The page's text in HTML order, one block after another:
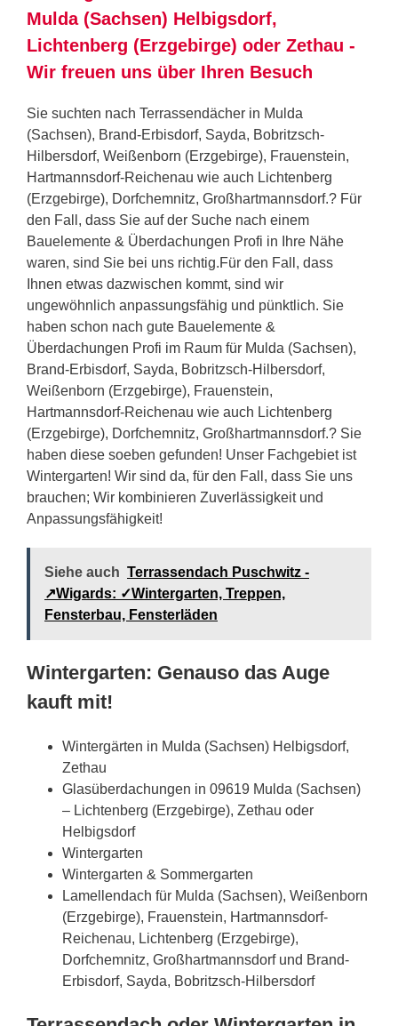
Mulda (Sachsen) Helbigsdorf,
Lichtenberg (Erzgebirge) oder Zethau -
Wir freuen uns über Ihren Besuch
Sie suchten nach Terrassendächer in Mulda
(Sachsen), Brand-Erbisdorf, Sayda, Bobritzsch-
Hilbersdorf, Weißenborn (Erzgebirge), Frauenstein,
Hartmannsdorf-Reichenau wie auch Lichtenberg
(Erzgebirge), Dorfchemnitz, Großhartmannsdorf.? Für
den Fall, dass Sie auf der Suche nach einem
Bauelemente & Überdachungen Profi in Ihre Nähe
waren, sind Sie bei uns richtig.Für den Fall, dass
Ihnen etwas dazwischen kommt, sind wir
ungewöhnlich anpassungsfähig und pünktlich. Sie
haben schon nach gute Bauelemente &
Überdachungen Profi im Raum für Mulda (Sachsen),
Brand-Erbisdorf, Sayda, Bobritzsch-Hilbersdorf,
Weißenborn (Erzgebirge), Frauenstein,
Hartmannsdorf-Reichenau wie auch Lichtenberg
(Erzgebirge), Dorfchemnitz, Großhartmannsdorf.? Sie
haben diese soeben gefunden! Unser Fachgebiet ist
Wintergarten! Wir sind da, für den Fall, dass Sie uns
brauchen; Wir kombinieren Zuverlässigkeit und
Anpassungsfähigkeit!
Siehe auch Terrassendach Puschwitz -
↗️Wigards: ✓Wintergarten, Treppen,
Fensterbau, Fensterläden
Wintergarten: Genauso das Auge
kauft mit!
Wintergärten in Mulda (Sachsen) Helbigsdorf,
Zethau
Glasüberdachungen in 09619 Mulda (Sachsen)
– Lichtenberg (Erzgebirge), Zethau oder
Helbigsdorf
Wintergarten
Wintergarten & Sommergarten
Lamellendach für Mulda (Sachsen), Weißenborn
(Erzgebirge), Frauenstein, Hartmannsdorf-
Reichenau, Lichtenberg (Erzgebirge),
Dorfchemnitz, Großhartmannsdorf und Brand-
Erbisdorf, Sayda, Bobritzsch-Hilbersdorf